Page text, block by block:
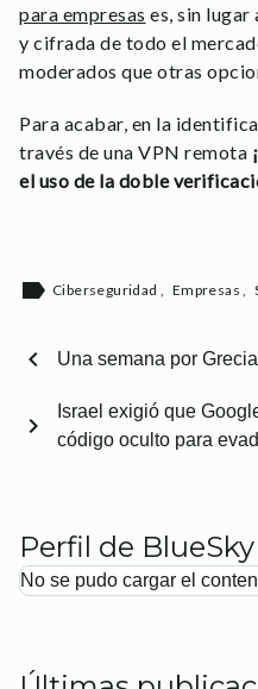
para empresas es, sin lugar
y cifrada de todo el
moderados que otras
Para acabar, en la
través de una VPN remota
el uso de la doble
label Ciberseguridad Empresas
chevron_left Una semana por Grecia
Israel exigió que
código oculto para
chevron_right
Perfil de BlueSky
No se pudo cargar el